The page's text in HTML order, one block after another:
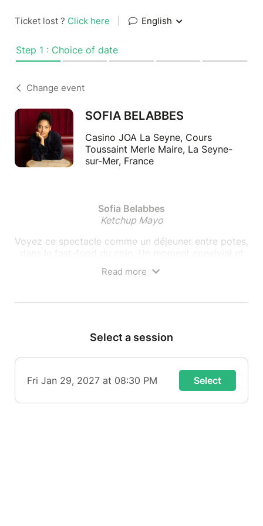
Ticket lost ? Click here English
Step 1 : Choice of date
Change event
SOFIA BELABBES
Casino JOA La Seyne, Cours
Toussaint Merle Maire, La Seyne-
sur-Mer, France
Sofia Belabbes
Ketchup Mayo
Voyez ce spectacle comme un déjeuner entre potes,
Parce qu'elle finit toujours par faire les choses à sa
Spectacle déconseillé aux moins de 15 ans
Ouverture des portes à 19h30
Read more
Select a session
Fri Jan 29, 2027 at 08:30 PM Select